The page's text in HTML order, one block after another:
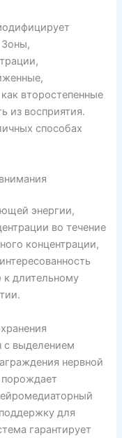
Зоны,
второстепенные
из восприятия.
способах
энергии,
во течение
концентрации,
к длительному
с выделением
нервной
для
гарантирует